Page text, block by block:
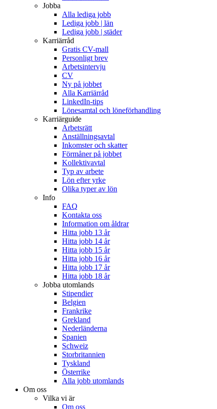
Jobba
Alla lediga jobb
Lediga jobb | län
Lediga jobb | städer
Karriärråd
Gratis CV-mall
Personligt brev
Arbetsintervju
CV
Ny på jobbet
Alla Karriärråd
LinkedIn-tips
Lönesamtal och löneförhandling
Karriärguide
Arbetsrätt
Anställningsavtal
Inkomster och skatter
Förmåner på jobbet
Kollektivavtal
Typ av arbete
Lön efter yrke
Olika typer av lön
Info
FAQ
Kontakta oss
Information om åldrar
Hitta jobb 13 år
Hitta jobb 14 år
Hitta jobb 15 år
Hitta jobb 16 år
Hitta jobb 17 år
Hitta jobb 18 år
Jobba utomlands
Stipendier
Belgien
Frankrike
Grekland
Nederländerna
Spanien
Schweiz
Storbritannien
Tyskland
Österrike
Alla jobb utomlands
Om oss
Vilka vi är
Om oss